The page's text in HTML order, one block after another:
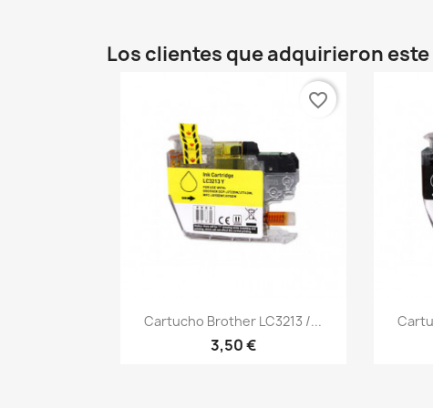
Los clientes que adquirieron
Vista rápida
Cartucho Brother LC3213 /...
3,50 €
favorite_border